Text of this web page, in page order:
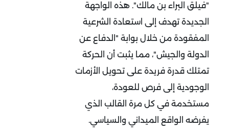
"فيلق البراء بن مالك". هذه الواجهة
الجديدة تهدف إلى استعادة الشرعية
المفقودة من خلال بوابة "الدفاع عن
الدولة والجيش"، مما يثبت أن الحركة
تمتلك قدرة فريدة على تحويل الأزمات
الوجودية إلى فرص للعودة،
مستخدمة في كل مرة القالب الذي
يفرضه الواقع الميداني والسياسي.